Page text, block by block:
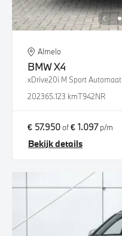
Almelo
BMWX4
xDrive20i M Sport Automaat
202365.123 kmT942NR
€ 57.950of€ 1.097p/m
Bekijk details